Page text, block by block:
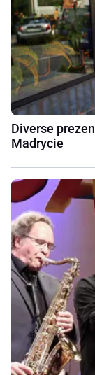
Diverse
Madrycie